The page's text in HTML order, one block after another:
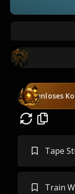
Kostenloses
Tape
Train